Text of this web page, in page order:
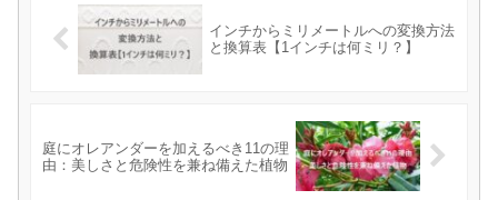
インチからミリメートルへの変換方法
と換算表【1インチは何ミリ？】
庭にオレアンダーを加えるべき11の理
由：美しさと危険性を兼ね備えた植物